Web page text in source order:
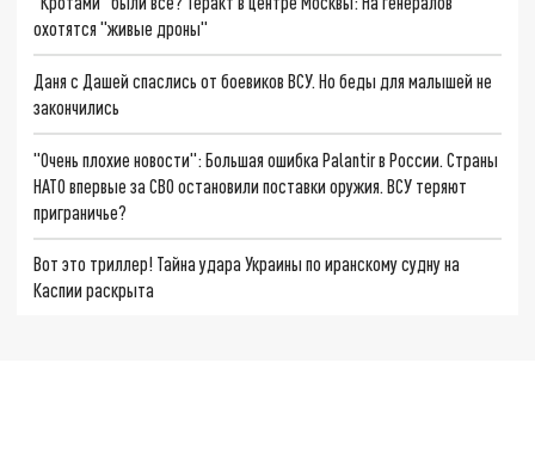
охотятся "живые дроны"
Даня с Дашей спаслись от боевиков ВСУ. Но беды для малышей не
закончились
"Очень плохие новости": Большая ошибка Palantir в России. Страны
НАТО впервые за СВО остановили поставки оружия. ВСУ теряют
приграничье?
Вот это триллер! Тайна удара Украины по иранскому судну на
Каспии раскрыта